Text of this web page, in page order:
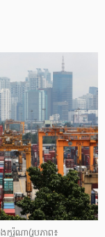
ងកូរ៉ូណា(រូបភាព៖